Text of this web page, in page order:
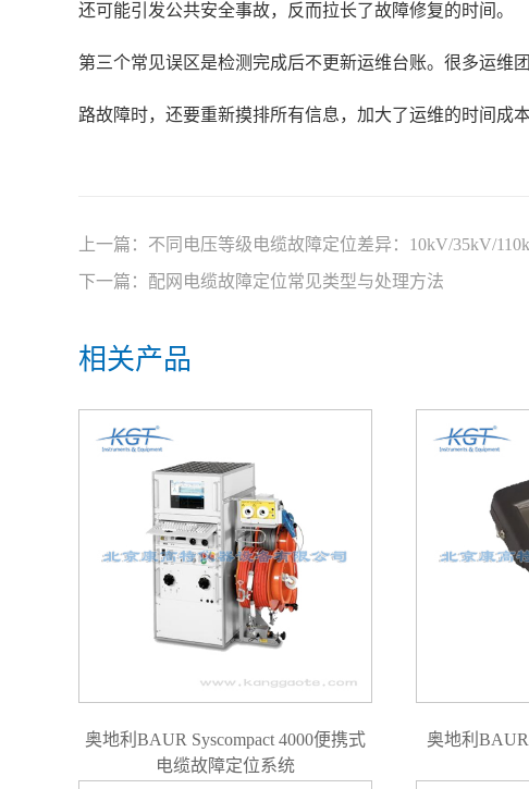
还可能引发公共安全事故，反而拉长了故障修复的时间。
第三个常见误区是检测完成后不更新运维台账。很多运维
路故障时，还要重新摸排所有信息，加大了运维的时间成本
上一篇： 不同电压等级电缆故障定位差异：10kV/35kV/
下一篇： 配网电缆故障定位常见类型与处理方法
相关产品
奥地利BAUR Syscompact 4000便携式
电缆故障定位系统
奥地利